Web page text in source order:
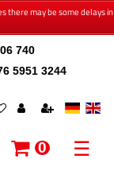
there may be some delays in
740
5951 3244
0 ☰